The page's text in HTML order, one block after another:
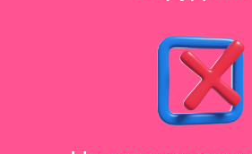
бебиситтера по телефону
+7 (903) 130 97 97